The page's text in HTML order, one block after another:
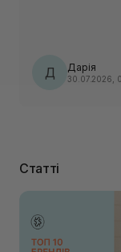
Д Дарія
30.07.2026,
Статті